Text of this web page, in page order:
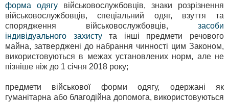
форма одягу військовослужбовців, знаки розрізнення
військовослужбовців, спеціальний одяг, взуття та
спорядження військовослужбовців, засоби
індивідуального захистута інші предмети речового
майна, затверджені до набрання чинності цим Законом,
використовуються в межах установлених норм, але не
пізніше ніж до 1 січня 2018 року;
предмети військової форми одягу, одержані як
гуманітарна або благодійна допомога, використовуються